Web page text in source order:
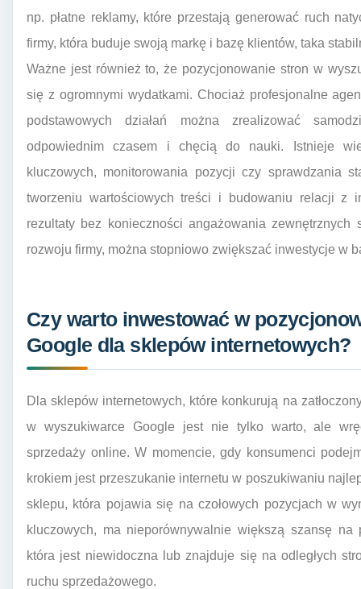
np. płatne reklamy, które przestają generować ruch
firmy, która buduje swoją markę i bazę klientów, taka
Ważne jest również to, że pozycjonowanie stron w
się z ogromnymi wydatkami. Chociaż profesjonalne
podstawowych działań można zrealizować
odpowiednim czasem i chęcią do nauki. Istnieje
kluczowych, monitorowania pozycji czy sprawdzania
tworzeniu wartościowych treści i budowaniu relacji z
rezultaty bez konieczności angażowania
rozwoju firmy, można stopniowo zwiększać inwestycje w
Czy warto inwestować w
Google dla sklepów internetowych?
Dla sklepów internetowych, które konkurują na
w wyszukiwarce Google jest nie tylko warto, ale
sprzedaży online. W momencie, gdy konsumenci
krokiem jest przeszukanie internetu w poszukiwaniu
sklepu, która pojawia się na czołowych pozycjach w
kluczowych, ma nieporównywalnie większą szansę
która jest niewidoczna lub znajduje się na odległych
ruchu sprzedażowego.